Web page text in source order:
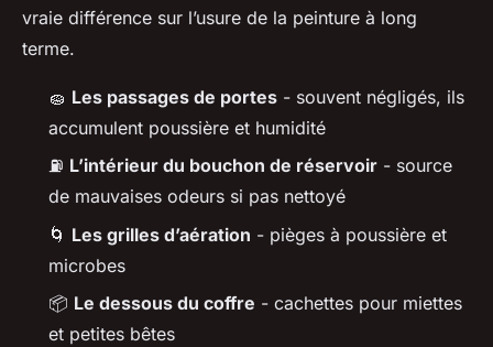
vraie différence sur l’usure de la peinture à long
terme.
🧽 Les passages de portes - souvent négligés, ils
accumulent poussière et humidité
⛽ L’intérieur du bouchon de réservoir - source
de mauvaises odeurs si pas nettoyé
🌀 Les grilles d’aération - pièges à poussière et
microbes
📦 Le dessous du coffre - cachettes pour miettes
et petites bêtes